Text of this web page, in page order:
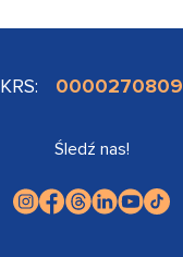
KRS: 0000270809
Śledź nas!